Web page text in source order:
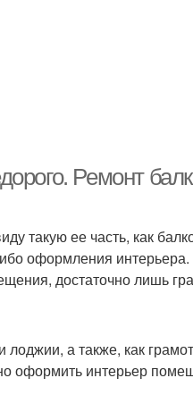
Ремонт
такую ее часть, как
оформления
достаточно лишь
лоджии, а также, как
оформить интерьер